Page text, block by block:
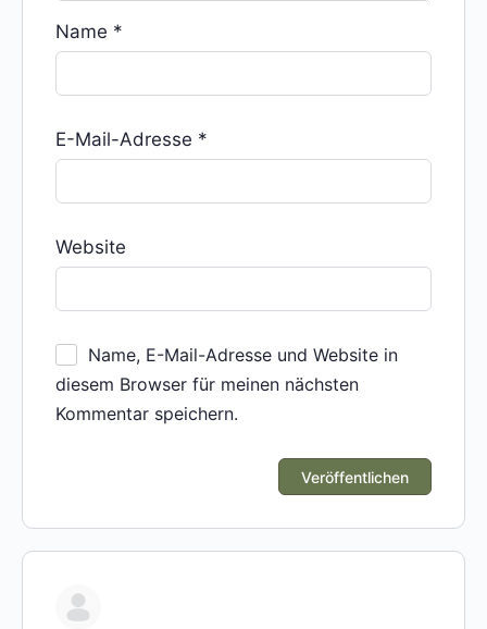
Name *
E-Mail-Adresse *
Website
Name, E-Mail-Adresse und Website in
diesem Browser für meinen nächsten
Kommentar speichern.